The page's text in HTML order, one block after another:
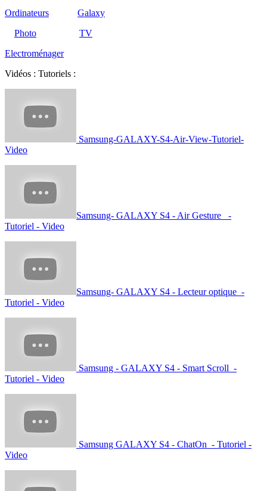
Ordinateurs
Galaxy
Photo
TV
Electroménager
Vidéos : Tutoriels :
Samsung-GALAXY-S4-Air-View-Tutoriel-
Video
Samsung- GALAXY S4 - Air Gesture -
Tutoriel - Video
Samsung- GALAXY S4 - Lecteur optique -
Tutoriel - Video
Samsung - GALAXY S4 - Smart Scroll -
Tutoriel - Video
Samsung GALAXY S4 - ChatOn - Tutoriel -
Video